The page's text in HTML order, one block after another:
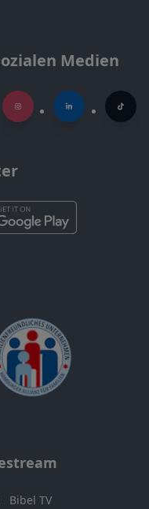
Medien
Bibel TV